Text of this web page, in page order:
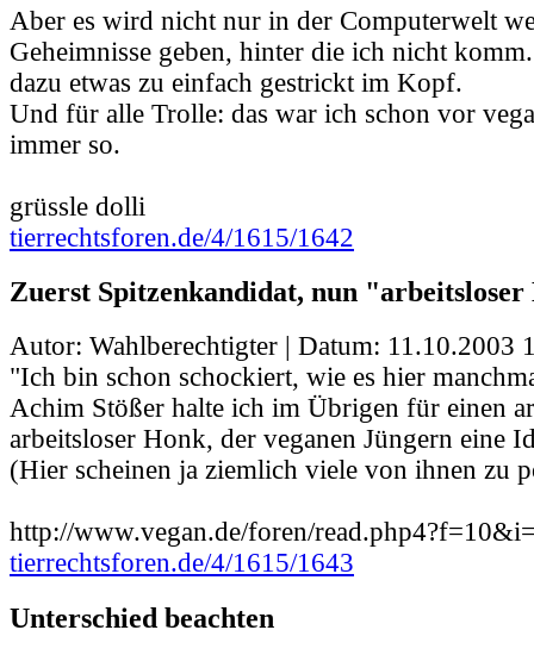
Aber es wird nicht nur in der Computerwelt
Geheimnisse geben, hinter die ich nicht
dazu etwas zu einfach gestrickt im Kopf.
Und für alle Trolle: das war ich schon vor
immer so.
grüssle dolli
tierrechtsforen.de/4/1615/1642
Zuerst Spitzenkandidat, nun
Autor: Wahlberechtigter | Datum: 11.10.2003
"Ich bin schon schockiert, wie es hier
Achim Stößer halte ich im Übrigen für einen
arbeitsloser Honk, der veganen Jüngern eine
(Hier scheinen ja ziemlich viele von ihnen zu
http://www.vegan.de/foren/
tierrechtsforen.de/4/1615/1643
Unterschied beachten